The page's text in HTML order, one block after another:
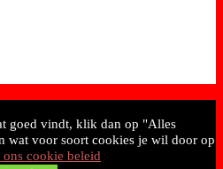
goed vindt, klik dan op "Alles
wat voor soort cookies je wil door op
ons cookie beleid